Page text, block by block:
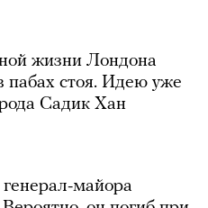
жизни Лондона
пабах стоя. Идею уже
Садик Хан
майора